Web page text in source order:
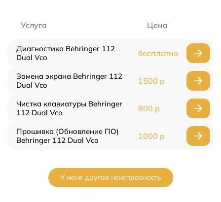
Услуга Цена
Диагностика Behringer 112
Dual Vco
бесплатно
Замена экрана Behringer 112
Dual Vco
1500 р
Чистка клавиатуры Behringer
112 Dual Vco
800 р
Прошивка (Обновление ПО)
Behringer 112 Dual Vco
1000 р
У меня другая неисправность